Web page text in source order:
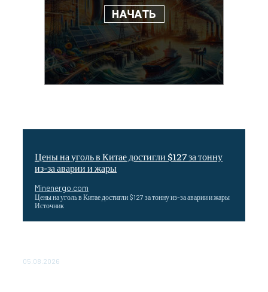
Цены на уголь в Китае достигли $127 за тонну
из-за аварии и жары
Minenergo.com
Цены на уголь в Китае достигли $127 за тонну из-за аварии и жары
Источник
05.08.2026